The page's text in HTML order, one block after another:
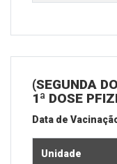
(SEGUNDA
1ª DOSE
Data de
Unidade